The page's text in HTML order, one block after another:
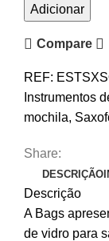
para
Soprano
Adicionar
Compare
REF:
Instrumentos
mochila,
Share:
DESCRIÇÃO
Descrição
A Bags
de vidro para